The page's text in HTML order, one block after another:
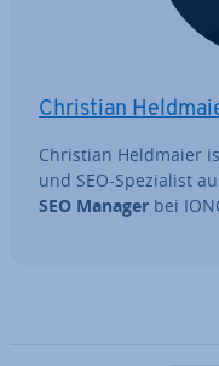
Christian
Christian Heldmaier
und SEO-Spe­zia­list
SEO Manager bei